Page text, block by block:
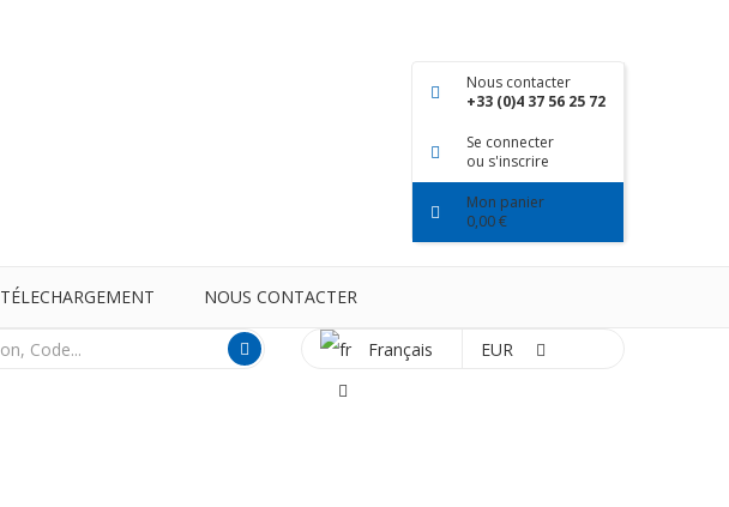
Nous contacter
+33 (0)4 37 56 25 72
Se connecter
ou s'inscrire
Mon panier
0,00 €
TÉLECHARGEMENT NOUS CONTACTER
Français EUR